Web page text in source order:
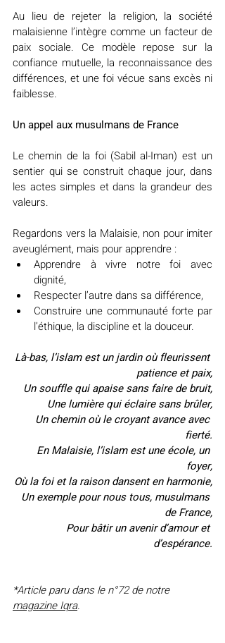
Au lieu de rejeter la religion, la société
malaisienne l’intègre comme un facteur de
paix sociale. Ce modèle repose sur la
confiance mutuelle, la reconnaissance des
différences, et une foi vécue sans excès ni
faiblesse.
Un appel aux musulmans de France
Le chemin de la foi (Sabil al-Iman) est un
sentier qui se construit chaque jour, dans
les actes simples et dans la grandeur des
valeurs.
Regardons vers la Malaisie, non pour imiter
aveuglément, mais pour apprendre :
Apprendre à vivre notre foi avec
dignité,
Respecter l’autre dans sa différence,
Construire une communauté forte par
l’éthique, la discipline et la douceur.
Là-bas, l’islam est un jardin où fleurissent
patience et paix,
Un souffle qui apaise sans faire de bruit,
Une lumière qui éclaire sans brûler,
Un chemin où le croyant avance avec
fierté.
En Malaisie, l’islam est une école, un
foyer,
Où la foi et la raison dansent en harmonie,
Un exemple pour nous tous, musulmans
de France,
Pour bâtir un avenir d’amour et
d’espérance.
*Article paru dans le n°72 de notre
magazine Iqra.